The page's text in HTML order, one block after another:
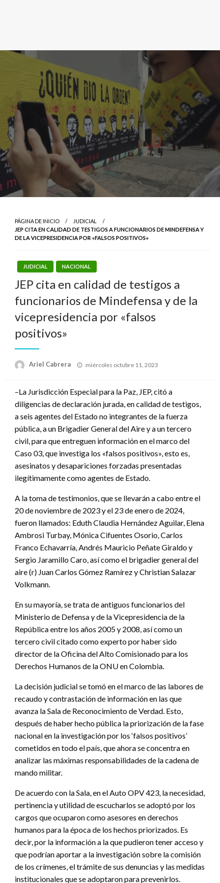
PÁGINA DE INICIO
JUDICIAL
JEP CITA EN CALIDAD DE TESTIGOS A FUNCIONARIOS DE MINDEFENSA Y
DE LA VICEPRESIDENCIA POR «FALSOS POSITIVOS»
JUDICIAL NACIONAL
JEP cita en calidad de testigos a
funcionarios de Mindefensa y de la
vicepresidencia por «falsos
positivos»
Ariel Cabrera
Publicado
miércoles octubre 11, 2023
–La Jurisdicción Especial para la Paz, JEP, citó a
diligencias de declaración jurada, en calidad de testigos,
a seis agentes del Estado no integrantes de la fuerza
pública, a un Brigadier General del Aire y a un tercero
civil, para que entreguen información en el marco del
Caso 03, que investiga los «falsos positivos», esto es,
asesinatos y desapariciones forzadas presentadas
ilegítimamente como agentes de Estado.
A la toma de testimonios, que se llevarán a cabo entre el
20 de noviembre de 2023 y el 23 de enero de 2024,
fueron llamados: Eduth Claudia Hernández Aguilar, Elena
Ambrosi Turbay, Mónica Cifuentes Osorio, Carlos
Franco Echavarría, Andrés Mauricio Peñate Giraldo y
Sergio Jaramillo Caro, así como el brigadier general del
aire (r) Juan Carlos Gómez Ramírez y Christian Salazar
Volkmann.
En su mayoría, se trata de antiguos funcionarios del
Ministerio de Defensa y de la Vicepresidencia de la
República entre los años 2005 y 2008, así como un
tercero civil citado como experto por haber sido
director de la Oficina del Alto Comisionado para los
Derechos Humanos de la ONU en Colombia.
La decisión judicial se tomó en el marco de las labores de
recaudo y contrastación de información en las que
avanza la Sala de Reconocimiento de Verdad. Esto,
después de haber hecho pública la priorización de la fase
nacional en la investigación por los ‘falsos positivos’
cometidos en todo el país, que ahora se concentra en
analizar las máximas responsabilidades de la cadena de
mando militar.
De acuerdo con la Sala, en el Auto OPV 423, la necesidad,
pertinencia y utilidad de escucharlos se adoptó por los
cargos que ocuparon como asesores en derechos
humanos para la época de los hechos priorizados. Es
decir, por la información a la que pudieron tener acceso y
que podrían aportar a la investigación sobre la comisión
de los crímenes, el trámite de sus denuncias y las medidas
institucionales que se adoptaron para prevenirlos.